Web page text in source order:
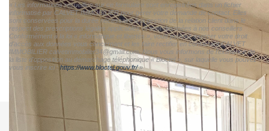
« Les informations recueillies sur ce formulaire sont enregistrées dans un fichier
informatisé par CALVET IMMOBILIER pour gérer votre demande de contact. Elles
sont conservées pour la durée nécessaire à la gestion de la relation client dans le
respect des prescriptions légales applicables et sont destinées à nos conseillers
Conformément à la loi « informatique et libertés », vous pouvez exercer votre droit
d'accès aux données vous concernant et les faire rectifier en contactant CALVET
IMMOBILIER calvetimmobilier34@gmail.com. Nous vous informons de l'existence de
la liste d'opposition au démarchage téléphonique « Bloctel », sur laquelle vous pouvez
vous inscrire ici :https://www.bloctel.gouv.fr/»